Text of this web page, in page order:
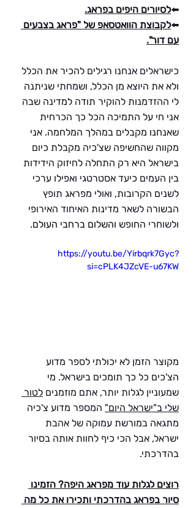
⬅️לסיורים היפים בפראג.
⬅️לקבוצת הוואטסאפ של "פראג בצבעים
עם דור".
כישראלים אנחנו רגילים להכיר את הכלל
ולא את היוצא מן הכלל, ושמחתי שניתנה
לי ההזדמנות להוקיר תודה למדינה שבה
אני חי על התמיכה הכל כך הכרחית
שאנחנו מקבלים במהלך המלחמה. אני
מקווה שהחשיפה שצ'כיה מקבלת כיום
בישראל היא רק התחלה לחיזוק הידידות
בין העמים כיעד אסטרטגי ואפילו ערכי
לשנים הקרובות, ואולי מפראג תופץ
הבשורה לשאר מדינות האיחוד האירופי
ולשוחרי החופש והשלום ברחבי העולם.
https://youtu.be/Yirbqrk7Gyc?
si=cPLK4JZcVE-u67KW
מקוצר הזמן לא יכולתי לספר מדוע
הצ'כים כל כך תומכים בישראל. מי
שמעוניין לגלות יותר, אתם מוזמנים לטור
שלי ב"ישראל היום" המספר מדוע צ'כיה
מתגאה במורשת עמוקה של אהבת
ישראל, אבל הכי כיף לחוות אותה בסיור
בהדרכתי.
רוצים לגלות עוד מפראג היפה? הזמינו
סיור בפראג בהדרכתי ותכירו את כל מה